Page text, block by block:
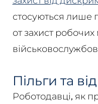
стосуються лише
от захист робочих
Пільги та
Роботодавці, як